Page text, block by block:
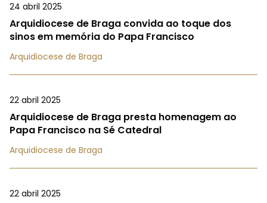
24 abril 2025
Arquidiocese de Braga convida ao toque dos
sinos em memória do Papa Francisco
Arquidiocese de Braga
22 abril 2025
Arquidiocese de Braga presta homenagem ao
Papa Francisco na Sé Catedral
Arquidiocese de Braga
22 abril 2025